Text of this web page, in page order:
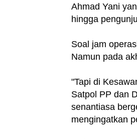
Ahmad Yani
hingga
Soal jam
Namun pada
"Tapi di
Satpol PP dan
senantiasa
mengingatkan